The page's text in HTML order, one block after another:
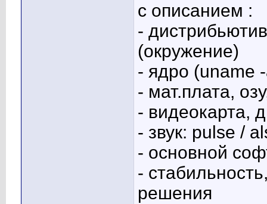
с описанием :
-
(окружение)
- ядро (uname
- мат.плата,
- видеокарта,
- звук: pulse /
- основной
-
решения